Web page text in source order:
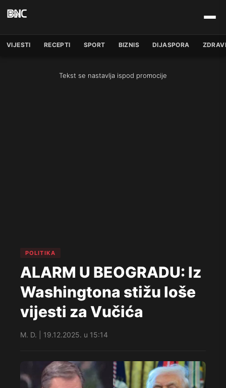
VIJESTI RECEPTI SPORT BIZNIS DIJASPORA
Tekst se nastavlja ispod promocije
POLITIKA
ALARM U BEOGRADU: Iz
Washingtona stižu loše
vijesti za Vučića
M. D. | 19.12.2025. u 15:14